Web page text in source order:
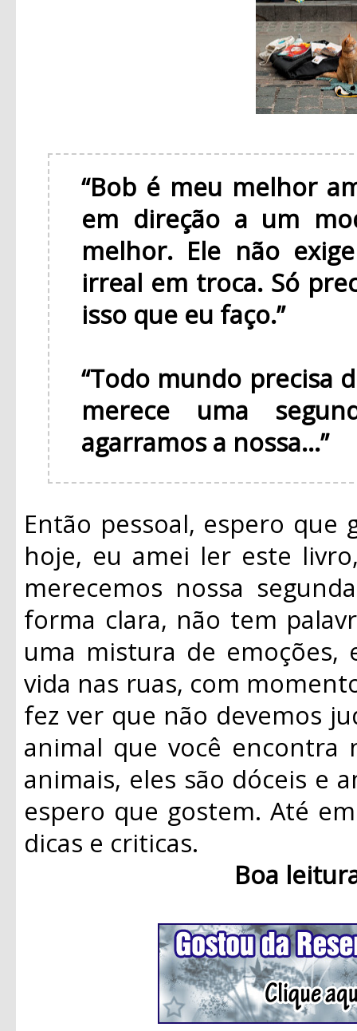
“Bob é meu melhor
em direção a um
melhor. Ele não
irreal em troca. Só
isso que eu faço.”
“Todo mundo precisa
merece uma
agarramos a nossa...”
Então pessoal, espero que
hoje, eu amei ler este
merecemos nossa
forma clara, não tem
uma mistura de
vida nas ruas, com
fez ver que não devemos
animal que você encontra
animais, eles são dóceis e
espero que gostem. Até
dicas e criticas.
Boa